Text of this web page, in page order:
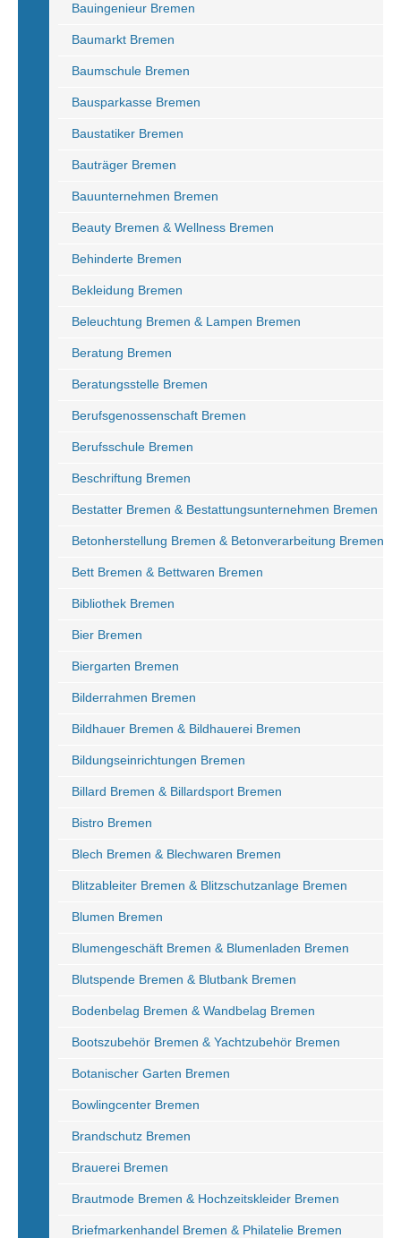
Bauingenieur Bremen
Baumarkt Bremen
Baumschule Bremen
Bausparkasse Bremen
Baustatiker Bremen
Bauträger Bremen
Bauunternehmen Bremen
Beauty Bremen & Wellness Bremen
Behinderte Bremen
Bekleidung Bremen
Beleuchtung Bremen & Lampen Bremen
Beratung Bremen
Beratungsstelle Bremen
Berufsgenossenschaft Bremen
Berufsschule Bremen
Beschriftung Bremen
Bestatter Bremen & Bestattungsunternehmen Bremen
Betonherstellung Bremen & Betonverarbeitung Bremen
Bett Bremen & Bettwaren Bremen
Bibliothek Bremen
Bier Bremen
Biergarten Bremen
Bilderrahmen Bremen
Bildhauer Bremen & Bildhauerei Bremen
Bildungseinrichtungen Bremen
Billard Bremen & Billardsport Bremen
Bistro Bremen
Blech Bremen & Blechwaren Bremen
Blitzableiter Bremen & Blitzschutzanlage Bremen
Blumen Bremen
Blumengeschäft Bremen & Blumenladen Bremen
Blutspende Bremen & Blutbank Bremen
Bodenbelag Bremen & Wandbelag Bremen
Bootszubehör Bremen & Yachtzubehör Bremen
Botanischer Garten Bremen
Bowlingcenter Bremen
Brandschutz Bremen
Brauerei Bremen
Brautmode Bremen & Hochzeitskleider Bremen
Briefmarkenhandel Bremen & Philatelie Bremen